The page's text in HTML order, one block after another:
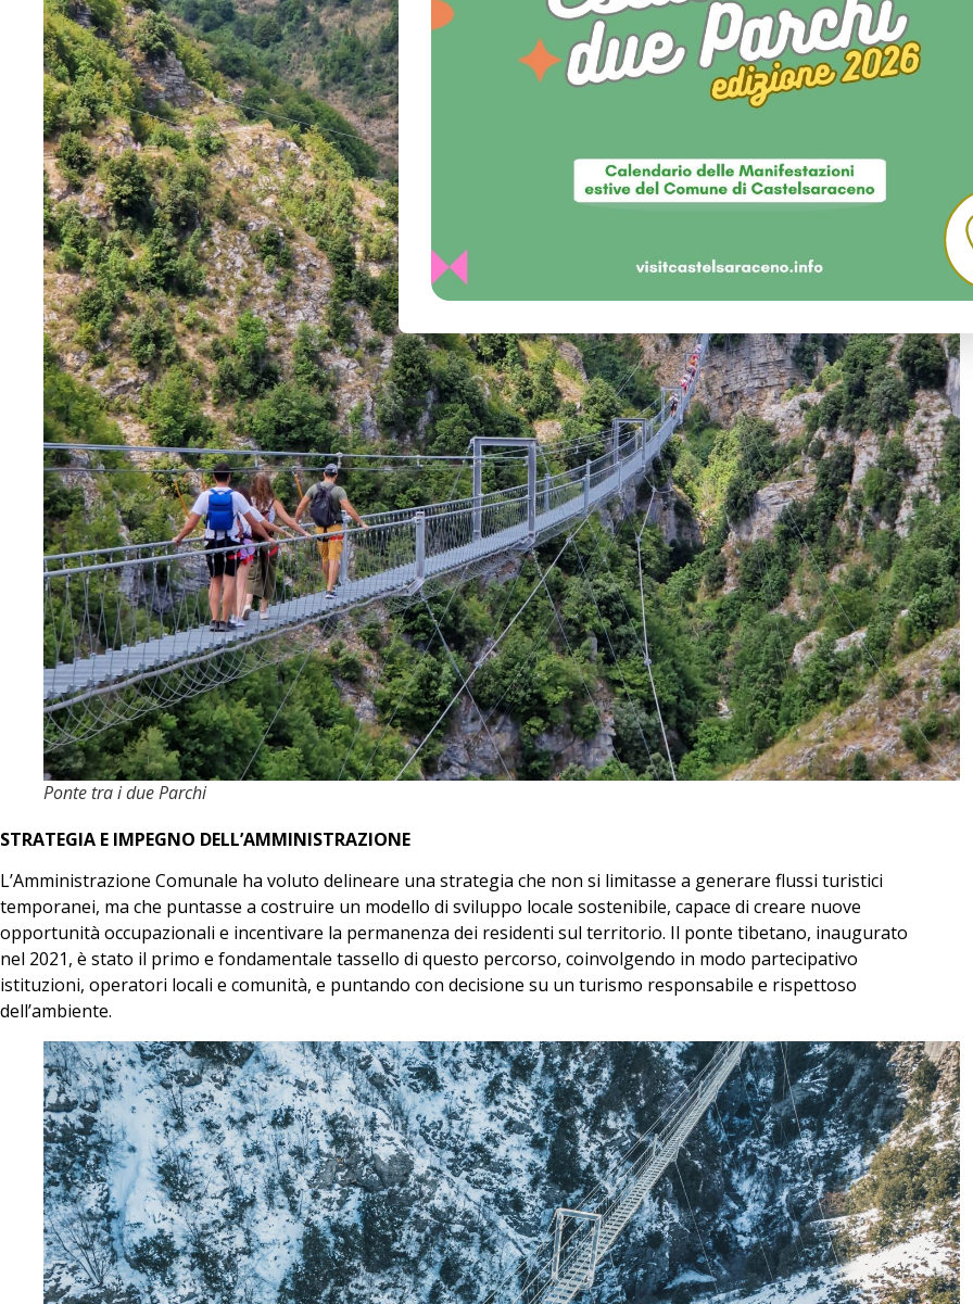
Ponte tra i due Parchi
STRATEGIA E IMPEGNO DELL’AMMINISTRAZIONE
L’Amministrazione Comunale ha voluto delineare una strategia che non si limitasse a generare flussi turistici
temporanei, ma che puntasse a costruire un modello di sviluppo locale sostenibile, capace di creare nuove
opportunità occupazionali e incentivare la permanenza dei residenti sul territorio. Il ponte tibetano, inaugurato
nel 2021, è stato il primo e fondamentale tassello di questo percorso, coinvolgendo in modo partecipativo
istituzioni, operatori locali e comunità, e puntando con decisione su un turismo responsabile e rispettoso
dell’ambiente.